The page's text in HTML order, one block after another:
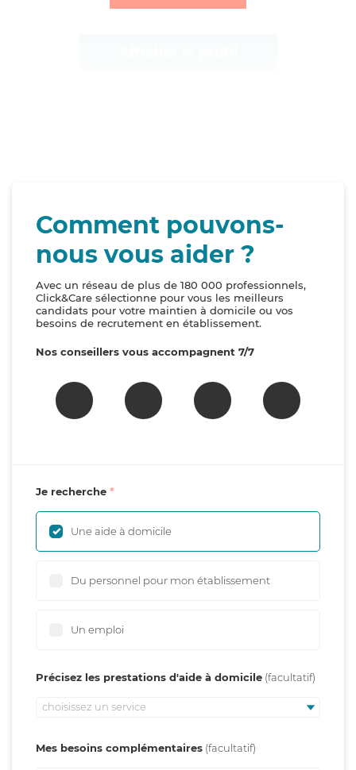
Comment pouvons-
nous vous aider ?
Avec un réseau de plus de 180 000 professionnels,
Click&Care sélectionne pour vous les meilleurs
candidats pour votre maintien à domicile ou vos
besoins de recrutement en établissement.
Nos conseillers vous accompagnent 7/7
Je recherche
Une aide à domicile
Du personnel pour mon établissement
Un emploi
Précisez les prestations d'aide à domicile
choisissez un service
Mes besoins complémentaires